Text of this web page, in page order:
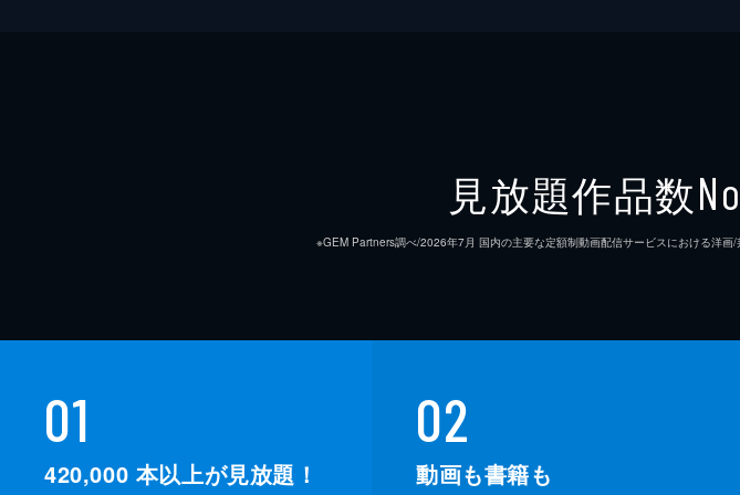
見放題作品数
※GEM Partners調べ/2026年7⽉ 国内の主要な定額制動画配信サービスにおける洋画
01
420,000 本以上が見放題！
02
動画も書籍も